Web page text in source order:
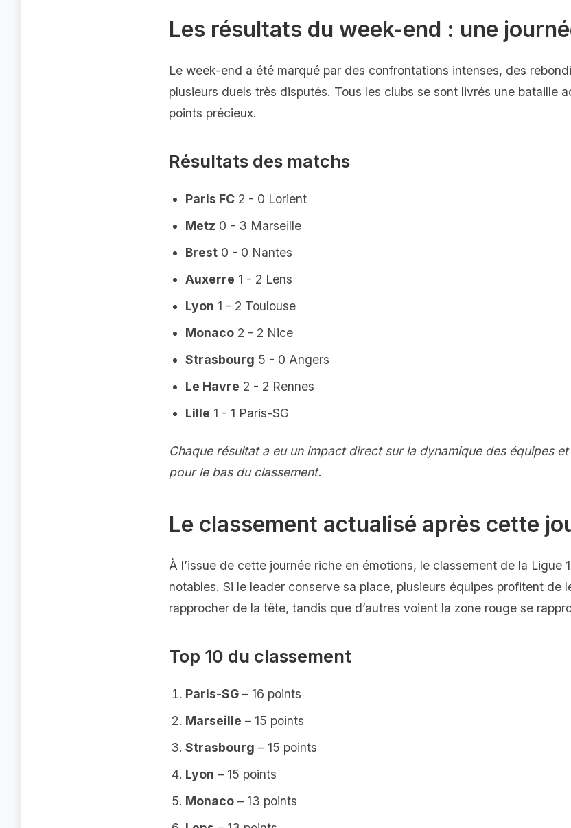
Les résultats du week-end : une
Le week-end a été marqué par des confrontations intenses, des
plusieurs duels très disputés. Tous les clubs se sont livrés une bataille
points précieux.
Résultats des matchs
Paris FC 2 - 0 Lorient
Metz 0 - 3 Marseille
Brest 0 - 0 Nantes
Auxerre 1 - 2 Lens
Lyon 1 - 2 Toulouse
Monaco 2 - 2 Nice
Strasbourg 5 - 0 Angers
Le Havre 2 - 2 Rennes
Lille 1 - 1 Paris-SG
Chaque résultat a eu un impact direct sur la dynamique des équipes
pour le bas du classement.
Le classement actualisé après cette
À l’issue de cette journée riche en émotions, le classement de la Ligue
notables. Si le leader conserve sa place, plusieurs équipes profitent de
rapprocher de la tête, tandis que d’autres voient la zone rouge se
Top 10 du classement
Paris-SG – 16 points
Marseille – 15 points
Strasbourg – 15 points
Lyon – 15 points
Monaco – 13 points